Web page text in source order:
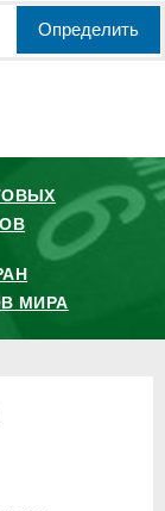
Определить
МИРА